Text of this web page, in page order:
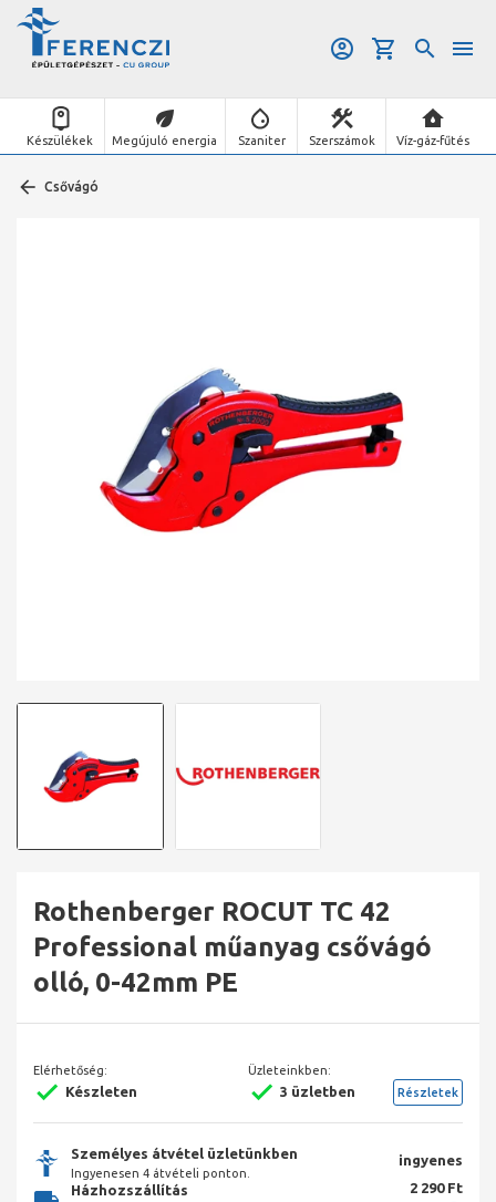
Készülékek Megújuló energia Szaniter Szerszámok Víz-gáz-fűtés
Csővágó
Rothenberger ROCUT TC 42
Professional műanyag csővágó
olló, 0-42mm PE
Elérhetőség:
Készleten
Üzleteinkben:
3 üzletben Részletek
Személyes átvétel üzletünkben
Ingyenesen 4 átvételi ponton.
ingyenes
Házhozszállítás
2 290 Ft